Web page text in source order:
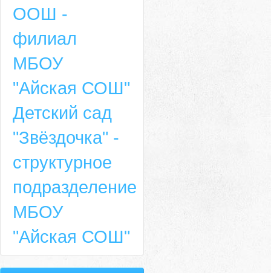
ООШ -
филиал
МБОУ
"Айская СОШ"
Детский сад
"Звёздочка" -
структурное
подразделение
МБОУ
"Айская СОШ"